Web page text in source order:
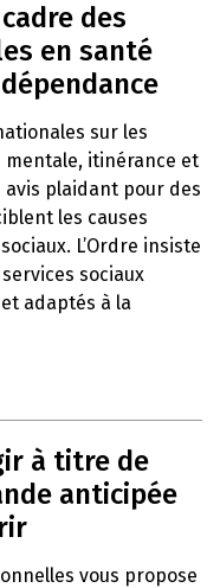
des
en santé
sur les
itinérance et
avis plaidant pour des
les causes
L’Ordre insiste
sociaux
adaptés à la
à titre de
anticipée
vous propose